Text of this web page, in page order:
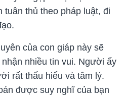
tuân thủ theo pháp luật, đi
của con giáp này sẽ
nhiều tin vui. Người ấy
rất thấu hiểu và tâm lý.
được suy nghĩ của bạn